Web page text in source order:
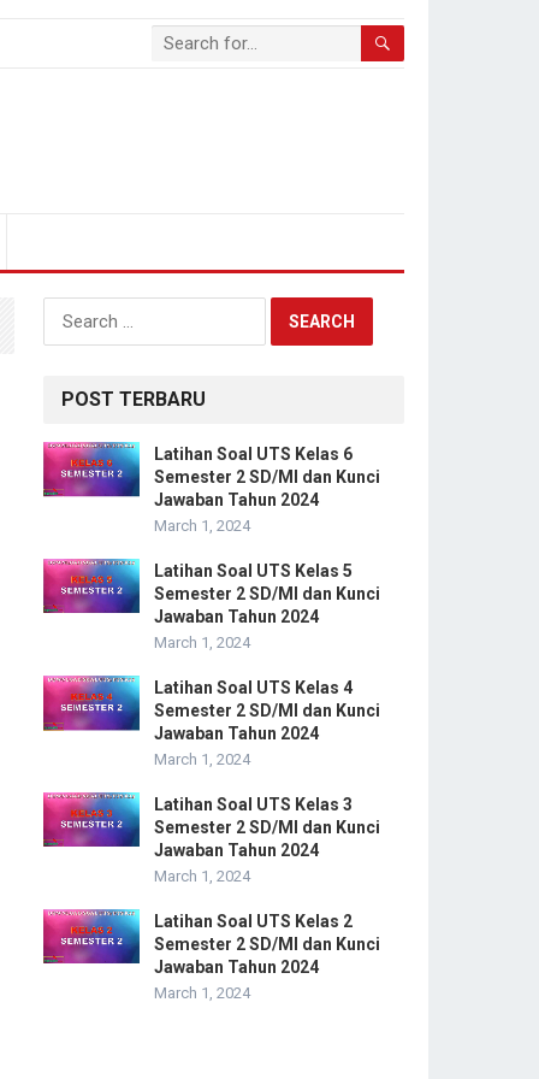
Search
for:
POST TERBARU
Latihan Soal UTS Kelas 6
Semester 2 SD/MI dan Kunci
Jawaban Tahun 2024
March 1, 2024
Latihan Soal UTS Kelas 5
Semester 2 SD/MI dan Kunci
Jawaban Tahun 2024
March 1, 2024
Latihan Soal UTS Kelas 4
Semester 2 SD/MI dan Kunci
Jawaban Tahun 2024
March 1, 2024
Latihan Soal UTS Kelas 3
Semester 2 SD/MI dan Kunci
Jawaban Tahun 2024
March 1, 2024
Latihan Soal UTS Kelas 2
Semester 2 SD/MI dan Kunci
Jawaban Tahun 2024
March 1, 2024